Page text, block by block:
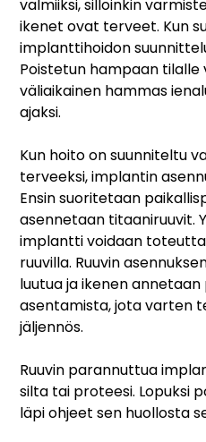
valmiiksi, silloinkin
ikenet ovat terveet. Kun
implanttihoidon
Poistetun hampaan
väliaikainen hammas
ajaksi.
Kun hoito on suunniteltu
terveeksi, implantin
Ensin suoritetaan
asennetaan titaaniruuvit.
implantti voidaan
ruuvilla. Ruuvin
luutua ja ikenen
asentamista, jota varten
jäljennös.
Ruuvin parannuttua
silta tai proteesi. Lopuksi
läpi ohjeet sen huollosta